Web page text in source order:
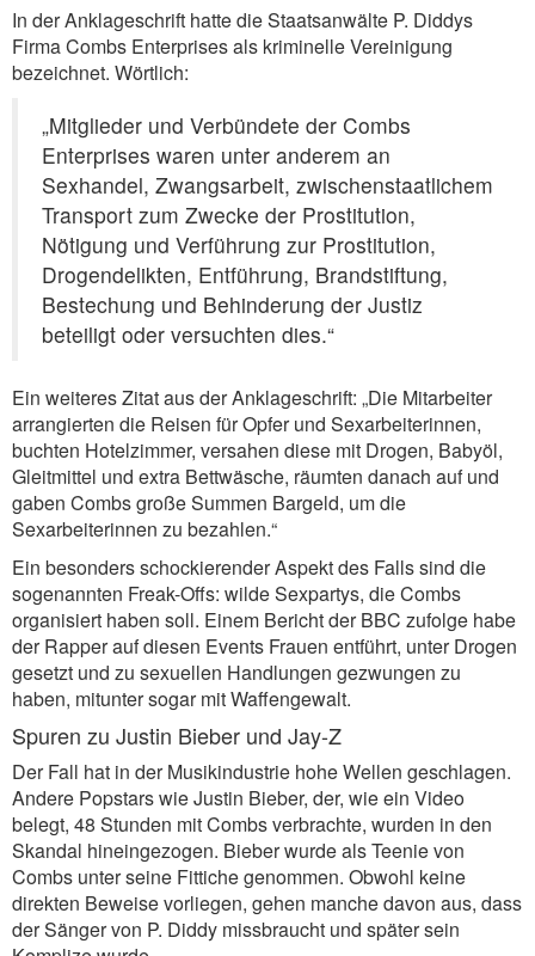
In der Anklageschrift hatte die Staatsanwälte P. Diddys
Firma Combs Enterprises als kriminelle Vereinigung
bezeichnet. Wörtlich:
„Mitglieder und Verbündete der Combs
Enterprises waren unter anderem an
Sexhandel, Zwangsarbeit, zwischenstaatlichem
Transport zum Zwecke der Prostitution,
Nötigung und Verführung zur Prostitution,
Drogendelikten, Entführung, Brandstiftung,
Bestechung und Behinderung der Justiz
beteiligt oder versuchten dies.“
Ein weiteres Zitat aus der Anklageschrift: „Die Mitarbeiter
arrangierten die Reisen für Opfer und Sexarbeiterinnen,
buchten Hotelzimmer, versahen diese mit Drogen, Babyöl,
Gleitmittel und extra Bettwäsche, räumten danach auf und
gaben Combs große Summen Bargeld, um die
Sexarbeiterinnen zu bezahlen.“
Ein besonders schockierender Aspekt des Falls sind die
sogenannten Freak-Offs: wilde Sexpartys, die Combs
organisiert haben soll. Einem Bericht der BBC zufolge habe
der Rapper auf diesen Events Frauen entführt, unter Drogen
gesetzt und zu sexuellen Handlungen gezwungen zu
haben, mitunter sogar mit Waffengewalt.
Spuren zu Justin Bieber und Jay-Z
Der Fall hat in der Musikindustrie hohe Wellen geschlagen.
Andere Popstars wie Justin Bieber, der, wie ein Video
belegt, 48 Stunden mit Combs verbrachte, wurden in den
Skandal hineingezogen. Bieber wurde als Teenie von
Combs unter seine Fittiche genommen. Obwohl keine
direkten Beweise vorliegen, gehen manche davon aus, dass
der Sänger von P. Diddy missbraucht und später sein